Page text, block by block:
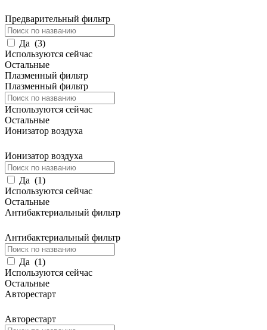
Предварительный фильтр
Да (3)
Используются сейчас
Остальные
Плазменный фильтр
Плазменный фильтр
Используются сейчас
Остальные
Ионизатор воздуха
Ионизатор воздуха
Да (1)
Используются сейчас
Остальные
Антибактериальный фильтр
Антибактериальный фильтр
Да (1)
Используются сейчас
Остальные
Авторестарт
Авторестарт